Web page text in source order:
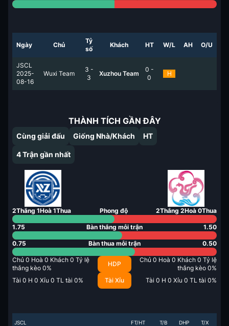
Ngày Chủ
Tỷ
số
Khách HT W/L AH O/U
JSCL
2025-
08-16
Wuxi Team
3 -
3
Xuzhou Team
0 -
0
H
THÀNH TÍCH GẦN ĐÂY
Cùng giải đấu Giống Nhà/Khách HT
4Trận gần nhất
2Thắng 1Hoà 1Thua Phong độ 2Thắng 2Hoà 0Thua
1.75 Bàn thắng mỗi trận 1.50
0.75 Bàn thua mỗi trận 0.50
Chủ 0 Hoà 0 Khách 0 Tỷ lệ
thắng kèo 0%
HDP
Chủ 0 Hoà 0 Khách 0 Tỷ lệ
thắng kèo 0%
Tài 0 H 0 Xỉu 0 TL tài 0% Tài Xỉu Tài 0 H 0 Xỉu 0 TL tài 0%
JSCL FT/HT T/B DHP T/X